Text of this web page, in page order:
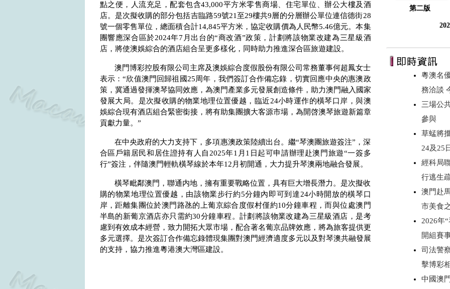
點之便，人流充足，配套包含43,000平方米零售商場、住宅單位、辦公大樓及酒
店。是次擬收購的部分包括吉臨路59號21至29樓共9層的分層辦公單位連信德街28
號一個零售單位，總面積合計14,845平方米 ，協定收購價為人民幣5.46億元。本集
團響應深合區於2024年7 月出台的“商改酒”政策，計劃將該物業改建為三星級酒
店，將使澳娛綜合的酒店組合呈更多樣化，同時助力推進深合區旅遊建設。
澳門博彩控股有限公司主席及澳娛綜合度假股份有限公司常務董事何超鳳女士
表示：“欣值澳門回歸祖國 25周年，我們簽訂合作備忘錄，切實回應中央的惠澳政
策，冀通過發揮澳琴協同效應，為澳門產業多元發展創造條件，助力澳門融入國家
發展大局。是次擬收購的物業地理位置優越，臨近24小時運作的橫琴口岸，與澳
娛綜合現有酒店組合緊密銜接，將有助集團擴大客源市場，為開啓澳琴旅遊新篇章
貢獻力量。”
在中央政府的大力支持下，多項惠澳政策陸續出台。繼“琴澳團旅遊簽注”，深
合區戶籍居民和居住證持有人自 2025年1 月 1 日 起可申請辦理赴澳門旅遊“一簽多
行”簽注，伴隨澳門輕軌橫琴線於本年12 月初開通，大力提升琴澳兩地融合發展。
橫琴毗鄰澳門，聯通内地，擁有重要戰略位置，具有巨大增長潛力。是次擬收
購的物業地理位置優越，由該物業步行約5分鐘內即可到達24小時開放的橫琴口
岸，距離集團位於澳門路氹的上葡京綜合度假村僅約10分鐘車程，而與位處澳門
半島的新葡京酒店亦只需約30分鐘車程。計劃將該物業改建為三星級酒店，是考
慮到有效成本經營，致力開拓大眾市場，配合著名葡京品牌效應，將為旅客提供更
多元選擇。是次簽訂合作備忘錄體現集團對澳門經濟適度多元以及對琴澳共融發展
的支持，協力推進粵港澳大灣區建設。
第二版
粵澳名
務洽談
三場公
參與
草蜢將
24及25
經科局
行逃生
澳門赴
市美食
2026年
開組賽
司法警
擊博彩
中國澳